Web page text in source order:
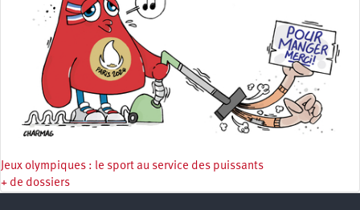
Jeux olympiques : le sport au service des puissants
+ de dossiers